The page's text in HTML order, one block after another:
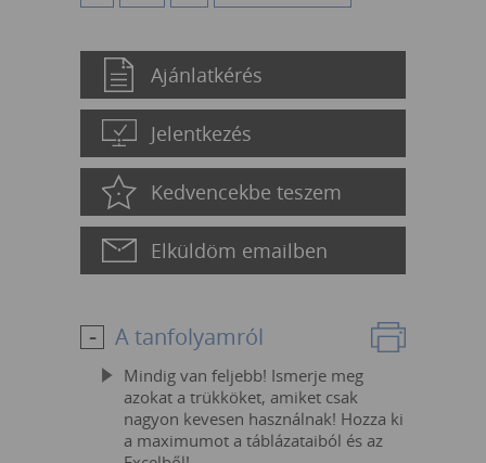
Ajánlatkérés
Jelentkezés
Kedvencekbe teszem
Elküldöm emailben
A tanfolyamról
Mindig van feljebb! Ismerje meg
azokat a trükköket, amiket csak
nagyon kevesen használnak! Hozza ki
a maximumot a táblázataiból és az